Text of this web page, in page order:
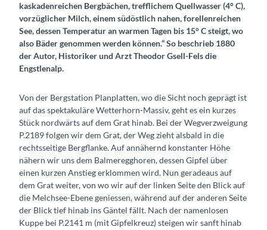
kaskadenreichen Bergbächen, trefflichem Quellwasser (4° C),
vorzüglicher Milch, einem südöstlich nahen, forellenreichen
See, dessen Temperatur an warmen Tagen bis 15° C steigt, wo
also Bäder genommen werden können.“ So beschrieb 1880
der Autor, Historiker und Arzt Theodor Gsell-Fels die
Engstlenalp.
Von der Bergstation Planplatten, wo die Sicht noch geprägt ist
auf das spektakuläre Wetterhorn-Massiv, geht es ein kurzes
Stück nordwärts auf dem Grat hinab. Bei der Wegverzweigung
P.2189 folgen wir dem Grat, der Weg zieht alsbald in die
rechtsseitige Bergflanke. Auf annähernd konstanter Höhe
nähern wir uns dem Balmeregghoren, dessen Gipfel über
einen kurzen Anstieg erklommen wird. Nun geradeaus auf
dem Grat weiter, von wo wir auf der linken Seite den Blick auf
die Melchsee-Ebene geniessen, während auf der anderen Seite
der Blick tief hinab ins Gäntel fällt. Nach der namenlosen
Kuppe bei P.2141 m (mit Gipfelkreuz) steigen wir sanft hinab